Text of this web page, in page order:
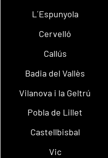
L´Espunyola
Cervelló
Callús
Badia del Vallès
Vilanova i la Geltrú
Pobla de Lillet
Castellbisbal
Vic